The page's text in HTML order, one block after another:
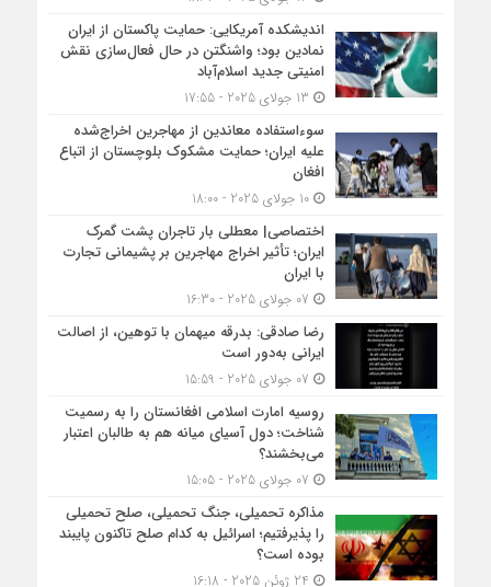
اندیشکده آمریکایی: حمایت پاکستان از ایران
نمادین بود؛ واشنگتن در حال فعال‌سازی نقش
امنیتی جدید اسلام‌آباد
سوءاستفاده معاندین از مهاجرین اخراج‌شده
علیه ایران؛ حمایت مشکوک بلوچستان از اتباع
افغان
10 جولای 2025 - 18:00
اختصاصی| معطلی بار تاجران پشت گمرک
ایران؛ تأثیر اخراج مهاجرین بر پشیمانی تجارت
با ایران
رضا صادقی: بدرقه میهمان با توهین، از اصالت
ایرانی به‌دور است
روسیه امارت اسلامی افغانستان را به رسمیت
شناخت؛ دول آسیای میانه هم به طالبان اعتبار
می‎‌بخشند؟
مذاکره تحمیلی، جنگ تحمیلی، صلح تحمیلی
را پذیرفتیم؛ اسرائیل به کدام صلح تاکنون پایبند
بوده است؟